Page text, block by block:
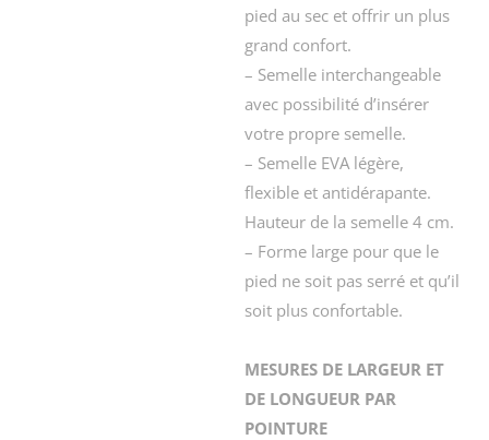
pied au sec et offrir un plus
grand confort.
– Semelle interchangeable
avec possibilité d’insérer
votre propre semelle.
– Semelle EVA légère,
flexible et antidérapante.
Hauteur de la semelle 4 cm.
– Forme large pour que le
pied ne soit pas serré et qu’il
soit plus confortable.
MESURES DE LARGEUR ET
DE LONGUEUR PAR
POINTURE